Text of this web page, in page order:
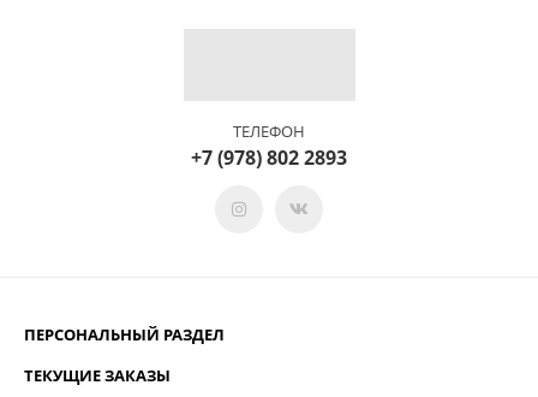
ТЕЛЕФОН
+7 (978) 802 2893
ПЕРСОНАЛЬНЫЙ РАЗДЕЛ
ТЕКУЩИЕ ЗАКАЗЫ